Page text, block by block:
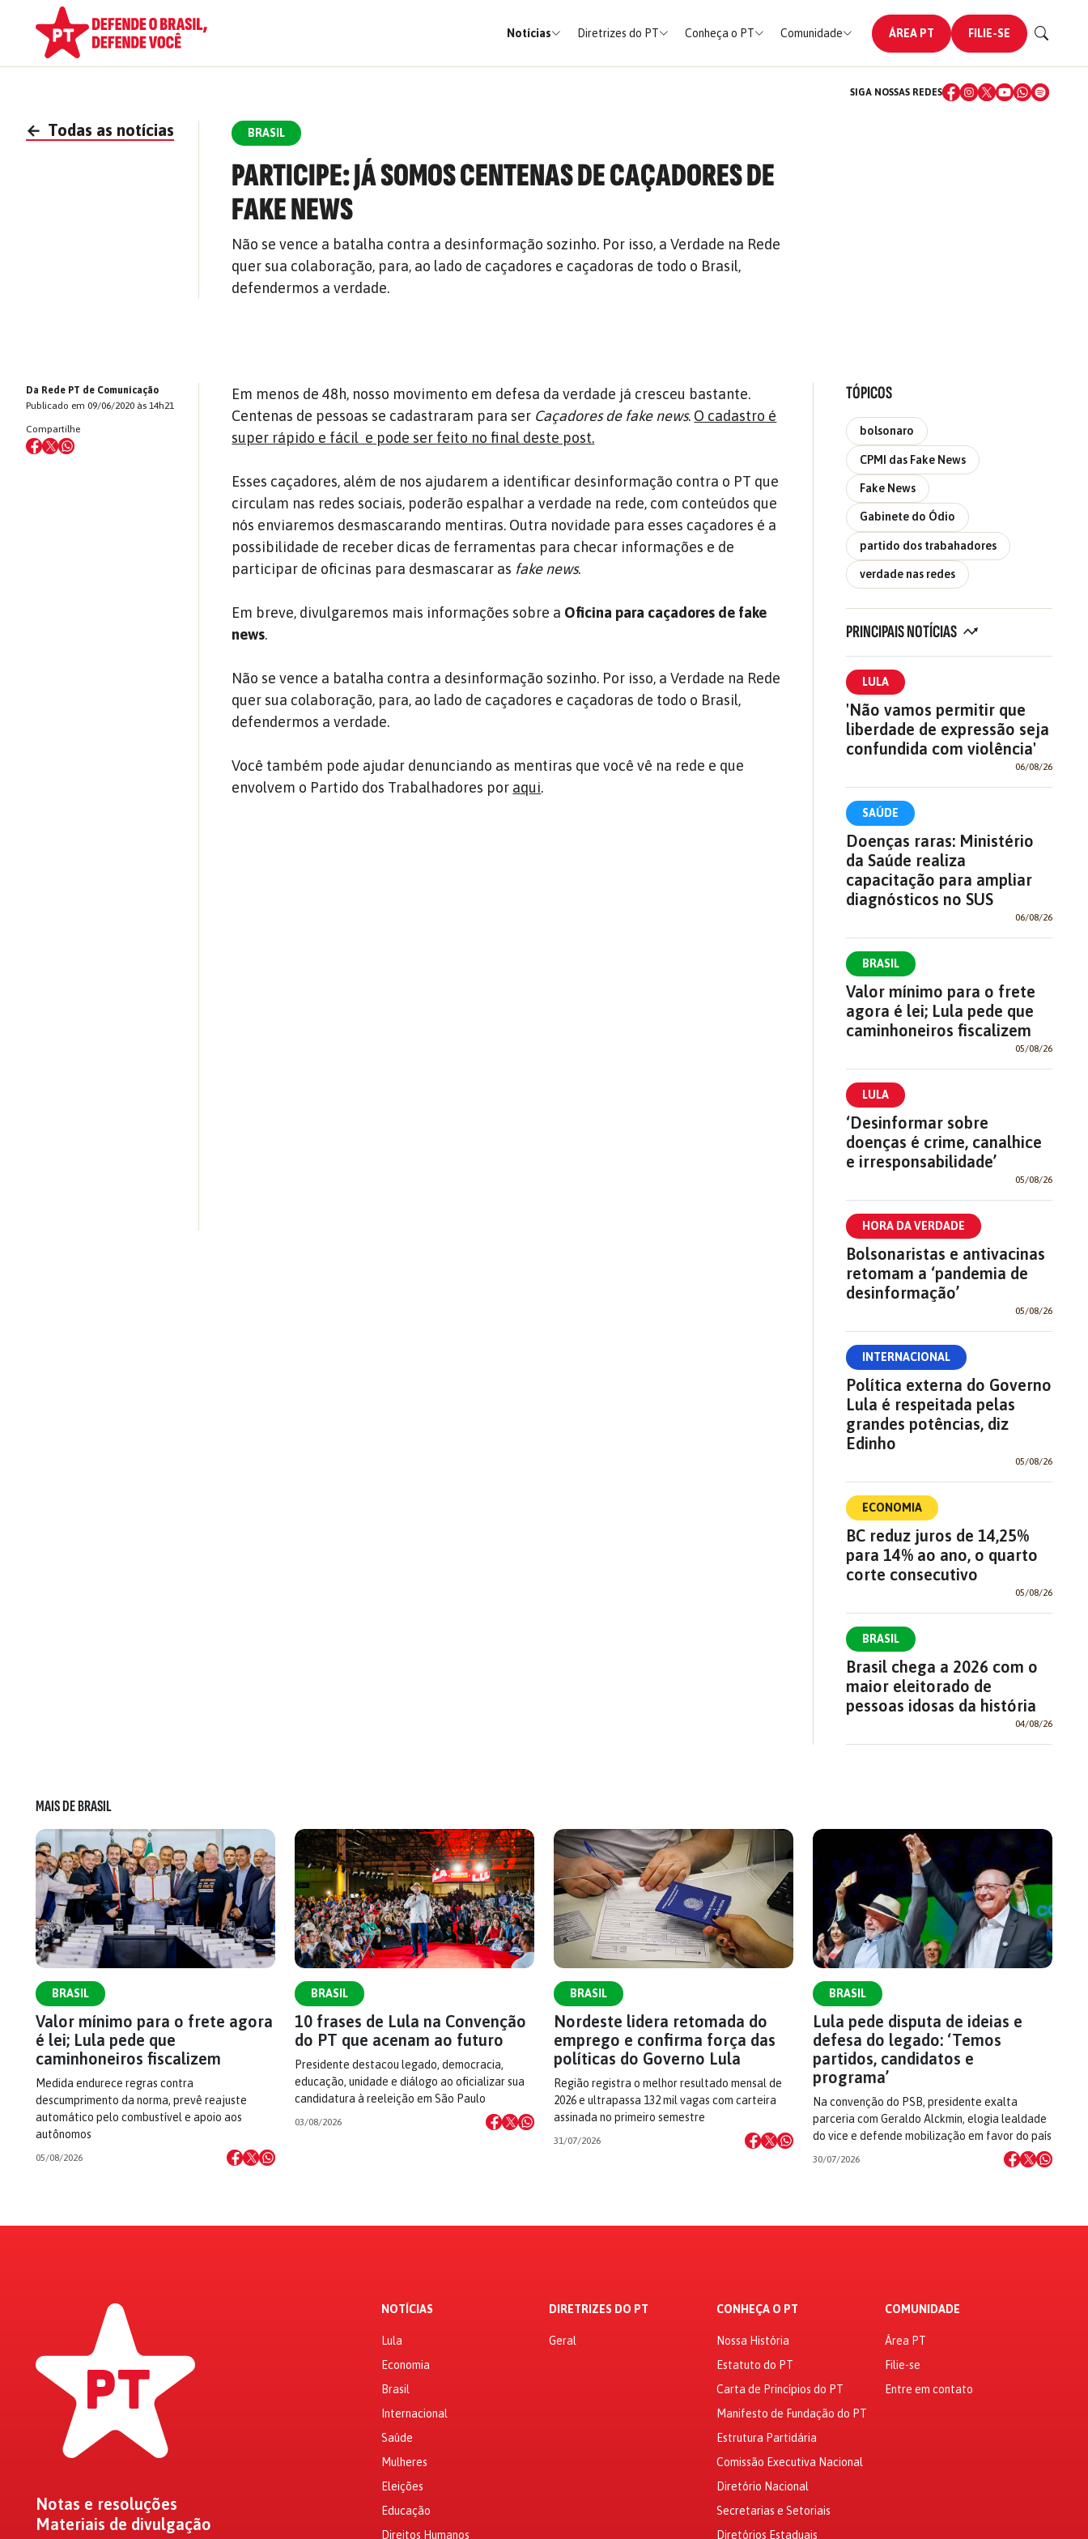
Notícias Diretrizes do PT Conheça o PT Comunidade ÁREA PT FILIE-SE
SIGA NOSSAS REDES
← Todas as notícias BRASIL
PARTICIPE: JÁ SOMOS CENTENAS DE CAÇADORES DE
FAKE NEWS
Não se vence a batalha contra a desinformação sozinho. Por isso, a Verdade na Rede
quer sua colaboração, para, ao lado de caçadores e caçadoras de todo o Brasil,
defendermos a verdade.
Da Rede PT de Comunicação
Publicado em 09/06/2020 às 14h21
Compartilhe
Em menos de 48h, nosso movimento em defesa da verdade já cresceu bastante.
Centenas de pessoas se cadastraram para ser Caçadores de fake news. O cadastro é
super rápido e fácil e pode ser feito no final deste post.
Esses caçadores, além de nos ajudarem a identificar desinformação contra o PT que
circulam nas redes sociais, poderão espalhar a verdade na rede, com conteúdos que
nós enviaremos desmascarando mentiras. Outra novidade para esses caçadores é a
possibilidade de receber dicas de ferramentas para checar informações e de
participar de oficinas para desmascarar as fake news.
Em breve, divulgaremos mais informações sobre a Oficina para caçadores de fake
news.
Não se vence a batalha contra a desinformação sozinho. Por isso, a Verdade na Rede
quer sua colaboração, para, ao lado de caçadores e caçadoras de todo o Brasil,
defendermos a verdade.
Você também pode ajudar denunciando as mentiras que você vê na rede e que
envolvem o Partido dos Trabalhadores por aqui.
TÓPICOS
bolsonaro
CPMI das Fake News
Fake News
Gabinete do Ódio
partido dos trabahadores
verdade nas redes
PRINCIPAIS NOTÍCIAS
LULA
'Não vamos permitir que
liberdade de expressão seja
confundida com violência'
06/08/26
SAÚDE
Doenças raras: Ministério
da Saúde realiza
capacitação para ampliar
diagnósticos no SUS
06/08/26
BRASIL
Valor mínimo para o frete
agora é lei; Lula pede que
caminhoneiros fiscalizem
05/08/26
LULA
‘Desinformar sobre
doenças é crime, canalhice
e irresponsabilidade’
05/08/26
HORA DA VERDADE
Bolsonaristas e antivacinas
retomam a ‘pandemia de
desinformação’
05/08/26
INTERNACIONAL
Política externa do Governo
Lula é respeitada pelas
grandes potências, diz
Edinho
05/08/26
ECONOMIA
BC reduz juros de 14,25%
para 14% ao ano, o quarto
corte consecutivo
05/08/26
BRASIL
Brasil chega a 2026 com o
maior eleitorado de
pessoas idosas da história
04/08/26
MAIS DE BRASIL
BRASIL
Valor mínimo para o frete agora
é lei; Lula pede que
caminhoneiros fiscalizem
Medida endurece regras contra
descumprimento da norma, prevê reajuste
automático pelo combustível e apoio aos
autônomos
05/08/2026
BRASIL
10 frases de Lula na Convenção
do PT que acenam ao futuro
Presidente destacou legado, democracia,
educação, unidade e diálogo ao oficializar sua
candidatura à reeleição em São Paulo
03/08/2026
BRASIL
Nordeste lidera retomada do
emprego e confirma força das
políticas do Governo Lula
Região registra o melhor resultado mensal de
2026 e ultrapassa 132 mil vagas com carteira
assinada no primeiro semestre
31/07/2026
BRASIL
Lula pede disputa de ideias e
defesa do legado: ‘Temos
partidos, candidatos e
programa’
Na convenção do PSB, presidente exalta
parceria com Geraldo Alckmin, elogia lealdade
do vice e defende mobilização em favor do país
30/07/2026
Notas e resoluções
Materiais de divulgação
NOTÍCIAS
Lula
Economia
Brasil
Internacional
Saúde
Mulheres
Eleições
Educação
Direitos Humanos
DIRETRIZES DO PT
Geral
CONHEÇA O PT
Nossa História
Estatuto do PT
Carta de Princípios do PT
Manifesto de Fundação do PT
Estrutura Partidária
Comissão Executiva Nacional
Diretório Nacional
Secretarias e Setoriais
Diretórios Estaduais
COMUNIDADE
Área PT
Filie-se
Entre em contato